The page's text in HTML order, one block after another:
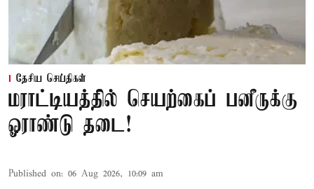
தேசிய செய்திகள்
மராட்டியத்தில் செயற்கைப் பனீருக்கு
ஓராண்டு தடை!
Published on: 06 Aug 2026, 10:09 am